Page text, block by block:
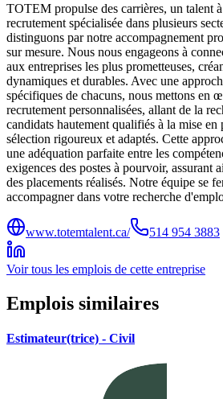
TOTEM propulse des carrières, un talent
recrutement spécialisée dans plusieurs
distinguons par notre accompagnement
sur mesure. Nous nous engageons à
aux entreprises les plus prometteuses,
dynamiques et durables. Avec une
spécifiques de chacuns, nous mettons en
recrutement personnalisées, allant de la
candidats hautement qualifiés à la mise en
sélection rigoureux et adaptés. Cette
une adéquation parfaite entre les
exigences des postes à pourvoir, assurant
des placements réalisés. Notre équipe se
accompagner dans votre recherche
www.totemtalent.ca/ 514 954 3883
Voir tous les emplois de cette entreprise
Emplois similaires
Estimateur(trice) - Civil